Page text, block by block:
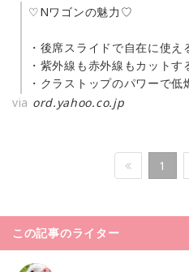
♡Nワゴンの魅力♡
・後席スライドで自在に使え
・紫外線も赤外線もカット
・クラストップのパワーで低
via ord.yahoo.co.jp
1
この記事のライター